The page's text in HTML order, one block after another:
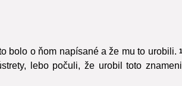
bolo o ňom napísané a že mu to urobili.
lebo počuli, že urobil toto